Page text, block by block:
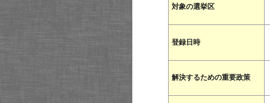
対象の選挙区
登録日時
解決するための重要政策